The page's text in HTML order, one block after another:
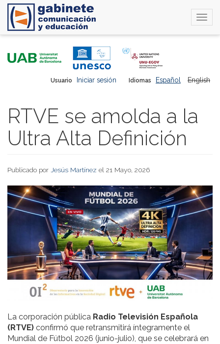
Idiomas Español English
Usuario Iniciar sesión
RTVE se amolda a la
Ultra Alta Definición
Publicado por Jesús Martínez el 21 Mayo, 2026
La corporación pública Radio Televisión Española
(RTVE) confirmó que retransmitirá íntegramente el
Mundial de Fútbol 2026 (junio-julio), que se celebrará en